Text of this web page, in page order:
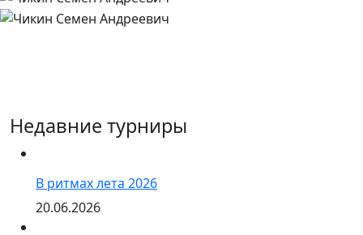
Недавние турниры
В ритмах лета 2026
20.06.2026